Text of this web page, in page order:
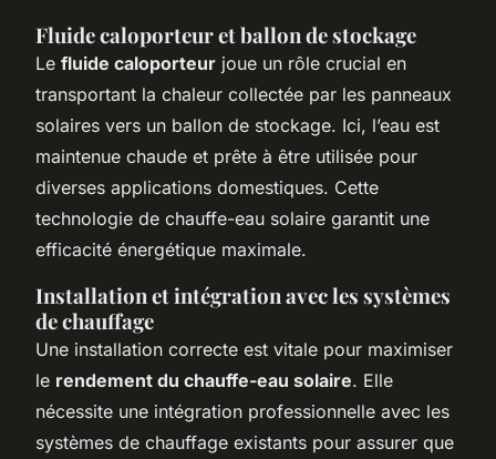
Fluide caloporteur et ballon de stockage
Le fluide caloporteur joue un rôle crucial en
transportant la chaleur collectée par les panneaux
solaires vers un ballon de stockage. Ici, l’eau est
maintenue chaude et prête à être utilisée pour
diverses applications domestiques. Cette
technologie de chauffe-eau solaire garantit une
efficacité énergétique maximale.
Installation et intégration avec les systèmes
de chauffage
Une installation correcte est vitale pour maximiser
le rendement du chauffe-eau solaire. Elle
nécessite une intégration professionnelle avec les
systèmes de chauffage existants pour assurer que